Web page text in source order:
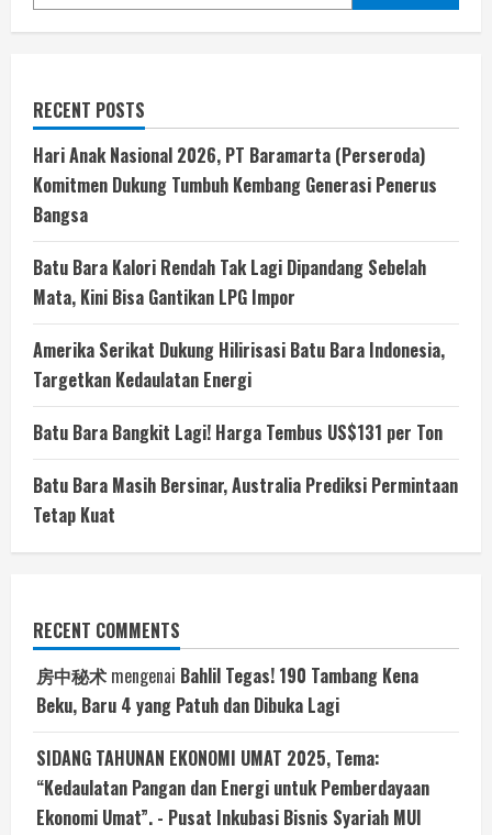
RECENT POSTS
Hari Anak Nasional 2026, PT Baramarta (Perseroda)
Komitmen Dukung Tumbuh Kembang Generasi Penerus
Bangsa
Batu Bara Kalori Rendah Tak Lagi Dipandang Sebelah
Mata, Kini Bisa Gantikan LPG Impor
Amerika Serikat Dukung Hilirisasi Batu Bara Indonesia,
Targetkan Kedaulatan Energi
Batu Bara Bangkit Lagi! Harga Tembus US$131 per Ton
Batu Bara Masih Bersinar, Australia Prediksi Permintaan
Tetap Kuat
RECENT COMMENTS
房中秘术 mengenai Bahlil Tegas! 190 Tambang Kena
Beku, Baru 4 yang Patuh dan Dibuka Lagi
SIDANG TAHUNAN EKONOMI UMAT 2025, Tema:
“Kedaulatan Pangan dan Energi untuk Pemberdayaan
Ekonomi Umat”. - Pusat Inkubasi Bisnis Syariah MUI